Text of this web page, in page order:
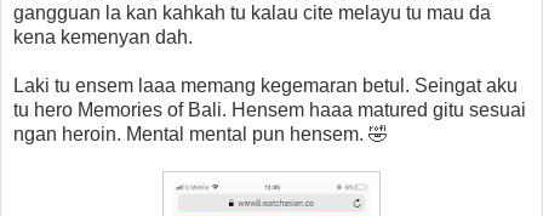
gangguan la kan kahkah tu kalau cite melayu tu mau da
kena kemenyan dah.
Laki tu ensem laaa memang kegemaran betul. Seingat aku
tu hero Memories of Bali. Hensem haaa matured gitu sesuai
ngan heroin. Mental mental pun hensem. 🤣